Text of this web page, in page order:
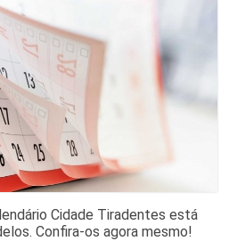
Cidade Tiradentes está
Confira-os agora mesmo!